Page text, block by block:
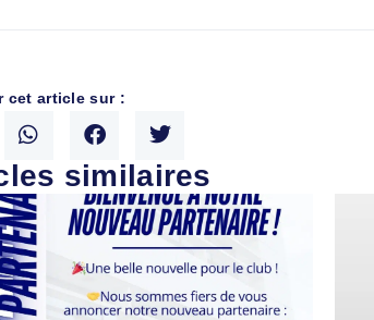
cet article sur :
similaires